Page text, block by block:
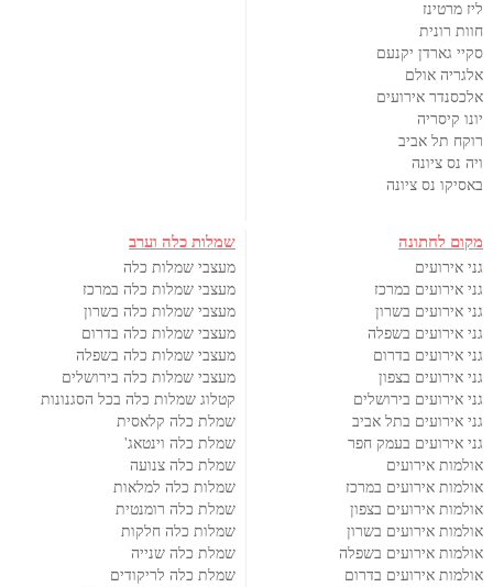
ליז מרטינז
חוות רונית
סקיי גארדן יקנעם
אלגריה אולם
אלכסנדר אירועים
יונו קיסריה
רוקח תל אביב
ויה נס ציונה
באסיקו נס ציונה
מקום לחתונה
גני אירועים
גני אירועים במרכז
גני אירועים בשרון
גני אירועים בשפלה
גני אירועים בדרום
גני אירועים בצפון
גני אירועים בירושלים
גני אירועים בתל אביב
גני אירועים בעמק חפר
אולמות אירועים
אולמות אירועים במרכז
אולמות אירועים בצפון
אולמות אירועים בשרון
אולמות אירועים בשפלה
אולמות אירועים בדרום
שמלות כלה וערב
מעצבי שמלות כלה
מעצבי שמלות כלה במרכז
מעצבי שמלות כלה בשרון
מעצבי שמלות כלה בדרום
מעצבי שמלות כלה בשפלה
מעצבי שמלות כלה בירושלים
קטלוג שמלות כלה בכל הסגנונות
שמלת כלה קלאסית
שמלת כלה וינטאג'
שמלת כלה צנועה
שמלות כלה למלאות
שמלת כלה רומנטית
שמלות כלה חלקות
שמלת כלה שנייה
שמלת כלה לריקודים